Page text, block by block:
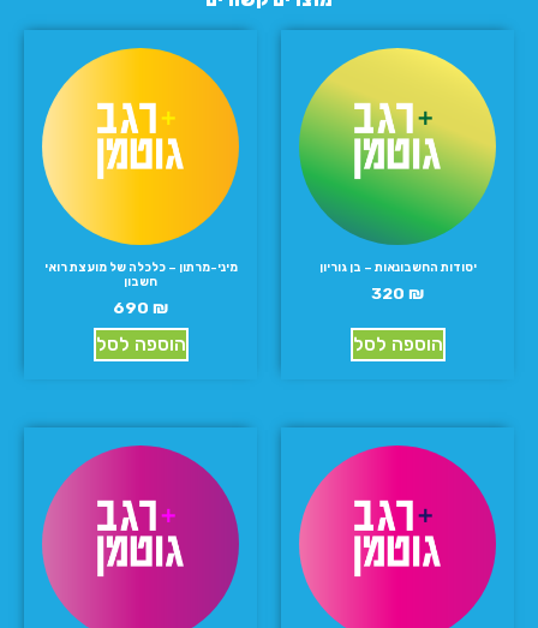
יסודות החשבונאות – בן גוריון
320 ₪
הוספה לסל
מיני-מרתון – כלכלה של מועצת רואי
חשבון
690 ₪
הוספה לסל